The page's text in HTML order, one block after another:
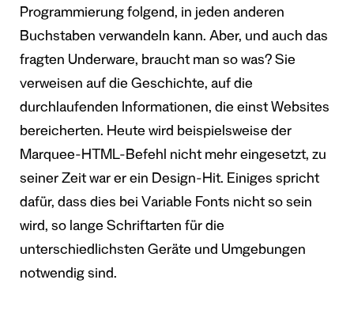
Programmierung folgend, in jeden anderen
Buchstaben verwandeln kann. Aber, und auch das
fragten Underware, braucht man so was? Sie
verweisen auf die Geschichte, auf die
durchlaufenden Informationen, die einst Websites
bereicherten. Heute wird beispielsweise der
Marquee-HTML-Befehl nicht mehr eingesetzt, zu
seiner Zeit war er ein Design-Hit. Einiges spricht
dafür, dass dies bei Variable Fonts nicht so sein
wird, so lange Schriftarten für die
unterschiedlichsten Geräte und Umgebungen
notwendig sind.